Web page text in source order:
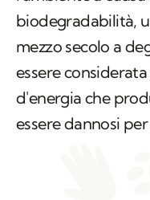
biodegradabilità,
mezzo secolo a
essere
d'energia che
essere dannosi